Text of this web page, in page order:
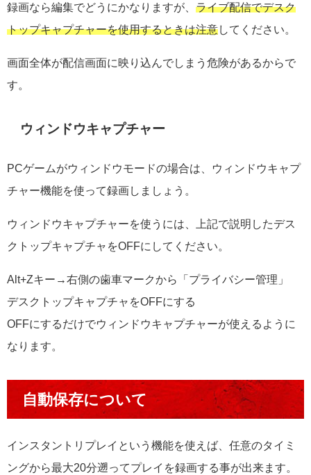
録画なら編集でどうにかなりますが、 ライブ配信でデスク
トップキャプチャーを使用するときは注意してください。
画面全体が配信画面に映り込んでしまう危険があるからで
す。
ウィンドウキャプチャー
PCゲームがウィンドウモードの場合は、ウィンドウキャプ
チャー機能を使って録画しましょう。
ウィンドウキャプチャーを使うには、上記で説明したデス
クトップキャプチャをOFFにしてください。
Alt+Zキー→右側の歯車マークから「プライバシー管理」
デスクトップキャプチャをOFFにする
OFFにするだけでウィンドウキャプチャーが使えるように
なります。
自動保存について
インスタントリプレイという機能を使えば、任意のタイミ
ングから最大20分遡ってプレイを録画する事が出来ます。